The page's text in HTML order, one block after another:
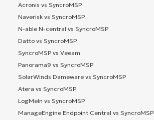
Acronis vs SyncroMSP
Naverisk vs SyncroMSP
N-able N-central vs SyncroMSP
Datto vs SyncroMSP
SyncroMSP vs Veeam
Panorama9 vs SyncroMSP
SolarWinds Dameware vs SyncroMSP
Atera vs SyncroMSP
LogMeIn vs SyncroMSP
ManageEngine Endpoint Central vs SyncroMSP